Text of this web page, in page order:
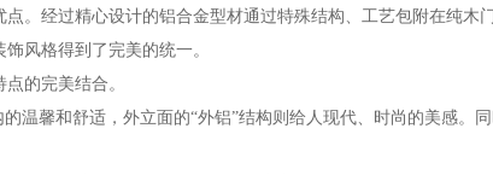
。经过精心设计的铝合金型材通过特殊结构、工艺包附在纯
风格得到了完美的统一。
的完美结合。
温馨和舒适，外立面的“外铝”结构则给人现代、时尚的美感。